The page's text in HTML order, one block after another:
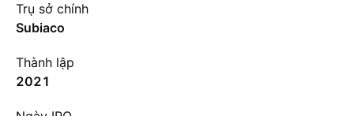
Trụ sở chính
Subiaco
Thành lập
2021